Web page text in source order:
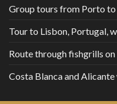
Group tours from Porto to
Tour to Lisbon, Portugal,
Route through fishgrills
Costa Blanca and